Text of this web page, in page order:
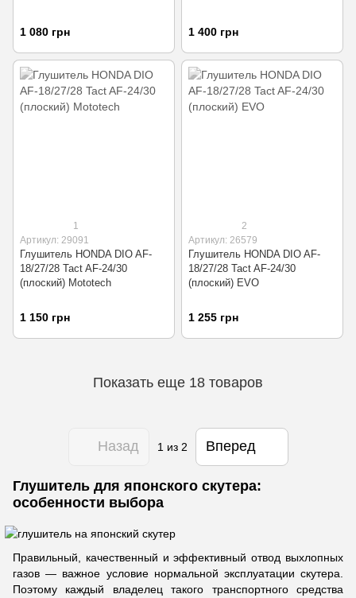
1 080 грн 1 400 грн
1
Артикул: 29091
Глушитель HONDA DIO AF-
18/27/28 Tact AF-24/30
(плоский) Mototech
1 150 грн
2
Артикул: 26579
Глушитель HONDA DIO AF-
18/27/28 Tact AF-24/30
(плоский) EVO
1 255 грн
Показать еще 18 товаров
Назад 1 из 2 Вперед
Глушитель для японского скутера:
особенности выбора
Правильный, качественный и эффективный отвод выхлопных
газов — важное условие нормальной эксплуатации скутера.
Поэтому каждый владелец такого транспортного средства